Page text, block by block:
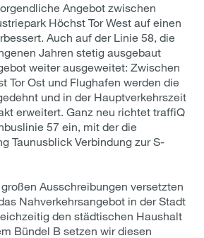
Angebot zwischen
Höchst Tor West auf einen
Auch auf der Linie 58, die
Jahren stetig ausgebaut
weiter ausgeweitet: Zwischen
Tor Ost und Flughafen werden die
und in der Hauptverkehrszeit
erweitert. Ganz neu richtet traffiQ
57 ein, mit der die
Taunusblick Verbindung zur S-
Ausschreibungen versetzten
Nahverkehrsangebot in der Stadt
den städtischen Haushalt
Bündel B setzen wir diesen